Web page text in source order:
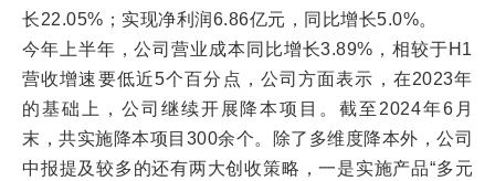
长22.05%；实现净利润6.86亿元，同比增长5.0%。
今年上半年，公司营业成本同比增长3.89%，相较于H1
营收增速要低近5个百分点，公司方面表示，在2023年
的基础上，公司继续开展降本项目。截至2024年6月
末，共实施降本项目300余个。除了多维度降本外，公司
中报提及较多的还有两大创收策略，一是实施产品“多元